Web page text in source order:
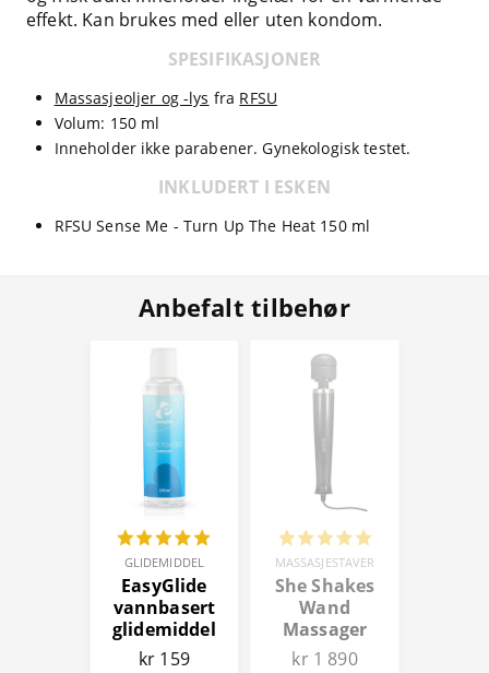
effekt. Kan brukes med eller uten kondom.
SPESIFIKASJONER
Massasjeoljer og -lys fra RFSU
Volum: 150 ml
Inneholder ikke parabener. Gynekologisk testet.
INKLUDERT I ESKEN
RFSU Sense Me - Turn Up The Heat 150 ml
Anbefalt tilbehør
GLIDEMIDDEL
EasyGlide
vannbasert
glidemiddel
150 ml
kr 159
MASSASJESTAVER
She Shakes
Wand
Massager
kr 1 890